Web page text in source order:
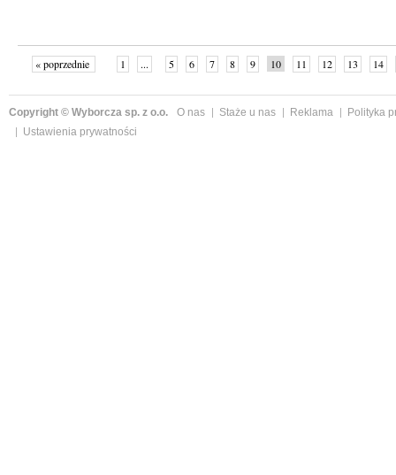
« poprzednie 1 ... 5 6 7 8 9 10 11 12 13 14
Copyright © Wyborcza sp. z o.o. O nas Staże u nas Reklama
Polityka
Ustawienia prywatności